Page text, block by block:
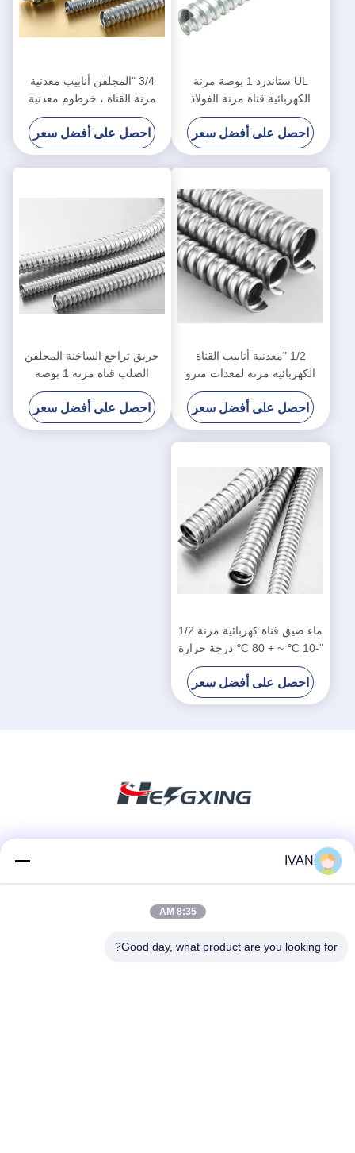
UL ستاندرد 1 بوصة مرنة
الكهربائية قناة مرنة الفولاذ
خرطوم المياه برهان
احصل على أفضل سعر
3/4 "المجلفن أنابيب معدنية
مرنة القناة ، خرطوم معدنية
مرنة موافقة SGS
احصل على أفضل سعر
1/2 "معدنية أنابيب القناة
الكهربائية مرنة لمعدات مترو
الانفاق للسكك الحديدية عالية
السرعة
احصل على أفضل سعر
حريق تراجع الساخنة المجلفن
الصلب قناة مرنة 1 بوصة
خرطوم مرن
احصل على أفضل سعر
ماء ضيق قناة كهربائية مرنة 1/2
"-10 ℃ ~ + 80 ℃ درجة حرارة
العمل
احصل على أفضل سعر
IVAN
8:35 AM
Good day, what product are you looking for?